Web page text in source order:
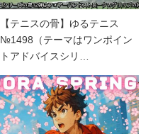
【テニスの骨】ゆるテニス
№1498（テーマはワンポイン
トアドバイスシリ…